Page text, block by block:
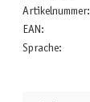
Artikelnummer:
EAN:
Sprache: